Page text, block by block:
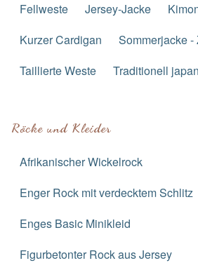
Fellweste Jersey-Jacke
Kurzer Cardigan
Sommerjacke
Taillierte Weste
Traditionell
Röcke und Kleider
Afrikanischer Wickelrock
Enger Rock mit verdecktem Schlitz
Enges Basic Minikleid
Figurbetonter Rock aus Jersey